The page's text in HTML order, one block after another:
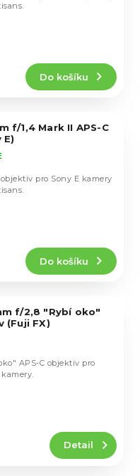
Do košíku
f/1,4 Mark II APS-C
Do košíku
pro Sony E kamery
f/2,8 "Rybí oko"
(Fuji FX)
Detail
APS-C objektiv pro